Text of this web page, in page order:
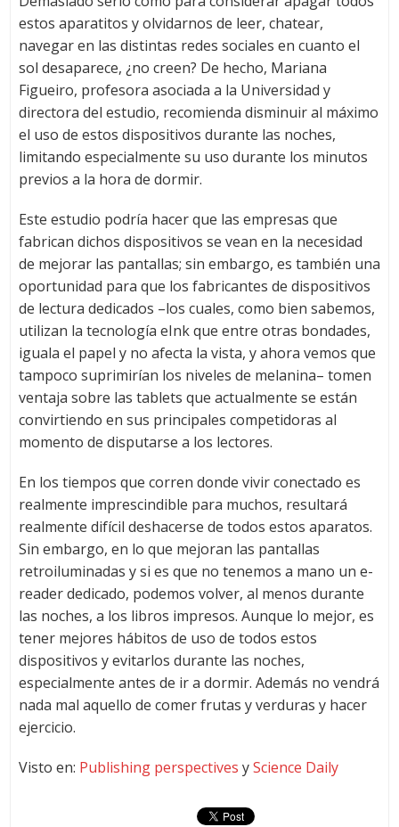
estos aparatitos y olvidarnos de leer, chatear,
navegar en las distintas redes sociales en cuanto el
sol desaparece, ¿no creen? De hecho, Mariana
Figueiro, profesora asociada a la Universidad y
directora del estudio, recomienda disminuir al máximo
el uso de estos dispositivos durante las noches,
limitando especialmente su uso durante los minutos
previos a la hora de dormir.
Este estudio podría hacer que las empresas que
fabrican dichos dispositivos se vean en la necesidad
de mejorar las pantallas; sin embargo, es también una
oportunidad para que los fabricantes de dispositivos
de lectura dedicados –los cuales, como bien sabemos,
utilizan la tecnología eInk que entre otras bondades,
iguala el papel y no afecta la vista, y ahora vemos que
tampoco suprimirían los niveles de melanina– tomen
ventaja sobre las tablets que actualmente se están
convirtiendo en sus principales competidoras al
momento de disputarse a los lectores.
En los tiempos que corren donde vivir conectado es
realmente imprescindible para muchos, resultará
realmente difícil deshacerse de todos estos aparatos.
Sin embargo, en lo que mejoran las pantallas
retroiluminadas y si es que no tenemos a mano un e-
reader dedicado, podemos volver, al menos durante
las noches, a los libros impresos. Aunque lo mejor, es
tener mejores hábitos de uso de todos estos
dispositivos y evitarlos durante las noches,
especialmente antes de ir a dormir. Además no vendrá
nada mal aquello de comer frutas y verduras y hacer
ejercicio.
Visto en: Publishing perspectives yScience Daily